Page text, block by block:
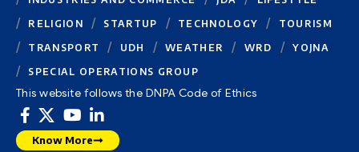
RELIGION
STARTUP TECHNOLOGY
TOURISM
TRANSPORT
UDH WEATHER WRD
YOJNA
SPECIAL OPERATIONS GROUP
This website follows the DNPA Code of Ethics
Know More